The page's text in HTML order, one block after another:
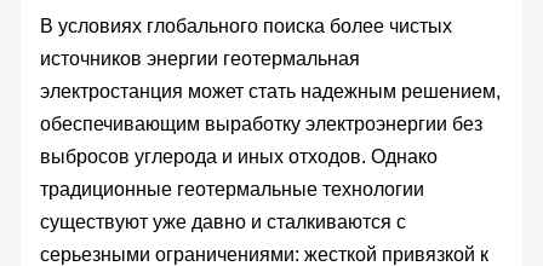
В условиях глобального поиска более чистых
источников энергии геотермальная
электростанция может стать надежным решением,
обеспечивающим выработку электроэнергии без
выбросов углерода и иных отходов. Однако
традиционные геотермальные технологии
существуют уже давно и сталкиваются с
серьезными ограничениями: жесткой привязкой к